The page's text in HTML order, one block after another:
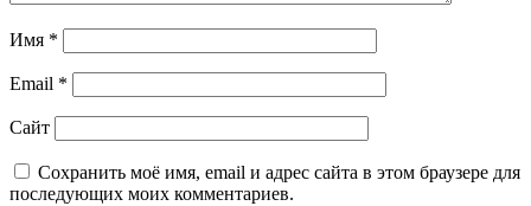
Имя *
Email *
Сайт
Сохранить моё имя, email и адрес сайта в этом браузере для
последующих моих комментариев.